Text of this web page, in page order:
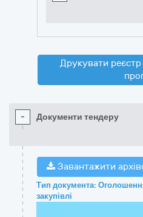
Друкувати
- Документи тендеру
Завантажити
Тип документа:
закупівлі